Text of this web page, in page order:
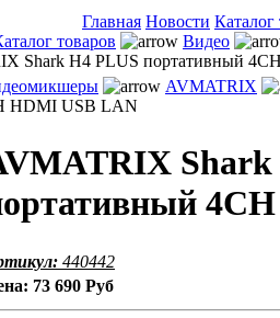
Главная Новости Каталог
товаров Видео
Shark H4 PLUS портативный
AVMATRIX
HDMI USB LAN
Shark
440442
73 690 Руб